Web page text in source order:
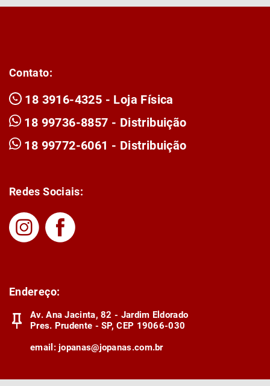
Contato:
18 3916-4325 - Loja Física
18 99736-8857 - Distribuição
18 99772-6061 - Distribuição
Redes Sociais:
Endereço:
Av. Ana Jacinta, 82 - Jardim Eldorado
Pres. Prudente - SP, CEP 19066-030
email:jopanas@jopanas.com.br